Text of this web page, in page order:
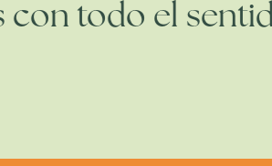
con todo el